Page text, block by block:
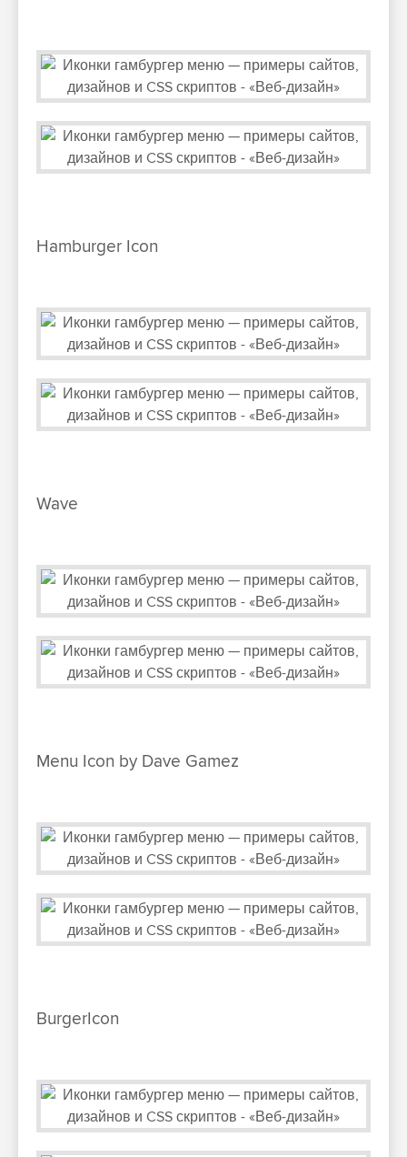
Hamburger Icon
Wave
Menu Icon by Dave Gamez
BurgerIcon